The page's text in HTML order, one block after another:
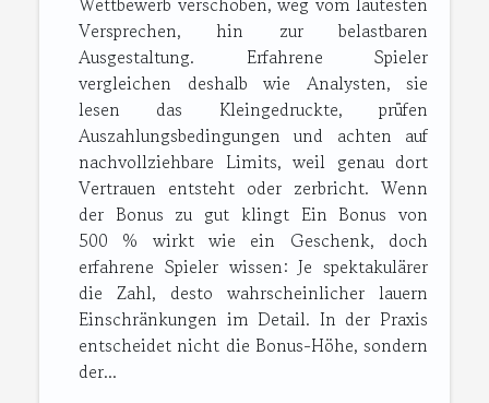
Versprechen, hin zur belastbaren
Ausgestaltung. Erfahrene Spieler
vergleichen deshalb wie Analysten, sie
lesen das Kleingedruckte, prüfen
Auszahlungsbedingungen und achten auf
nachvollziehbare Limits, weil genau dort
Vertrauen entsteht oder zerbricht. Wenn
der Bonus zu gut klingt Ein Bonus von
500 % wirkt wie ein Geschenk, doch
erfahrene Spieler wissen: Je spektakulärer
die Zahl, desto wahrscheinlicher lauern
Einschränkungen im Detail. In der Praxis
entscheidet nicht die Bonus-Höhe, sondern
der...